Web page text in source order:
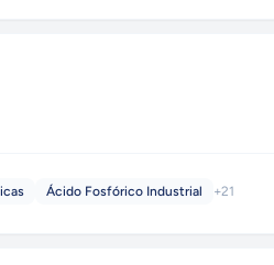
Ácido Fosfórico Industrial +21